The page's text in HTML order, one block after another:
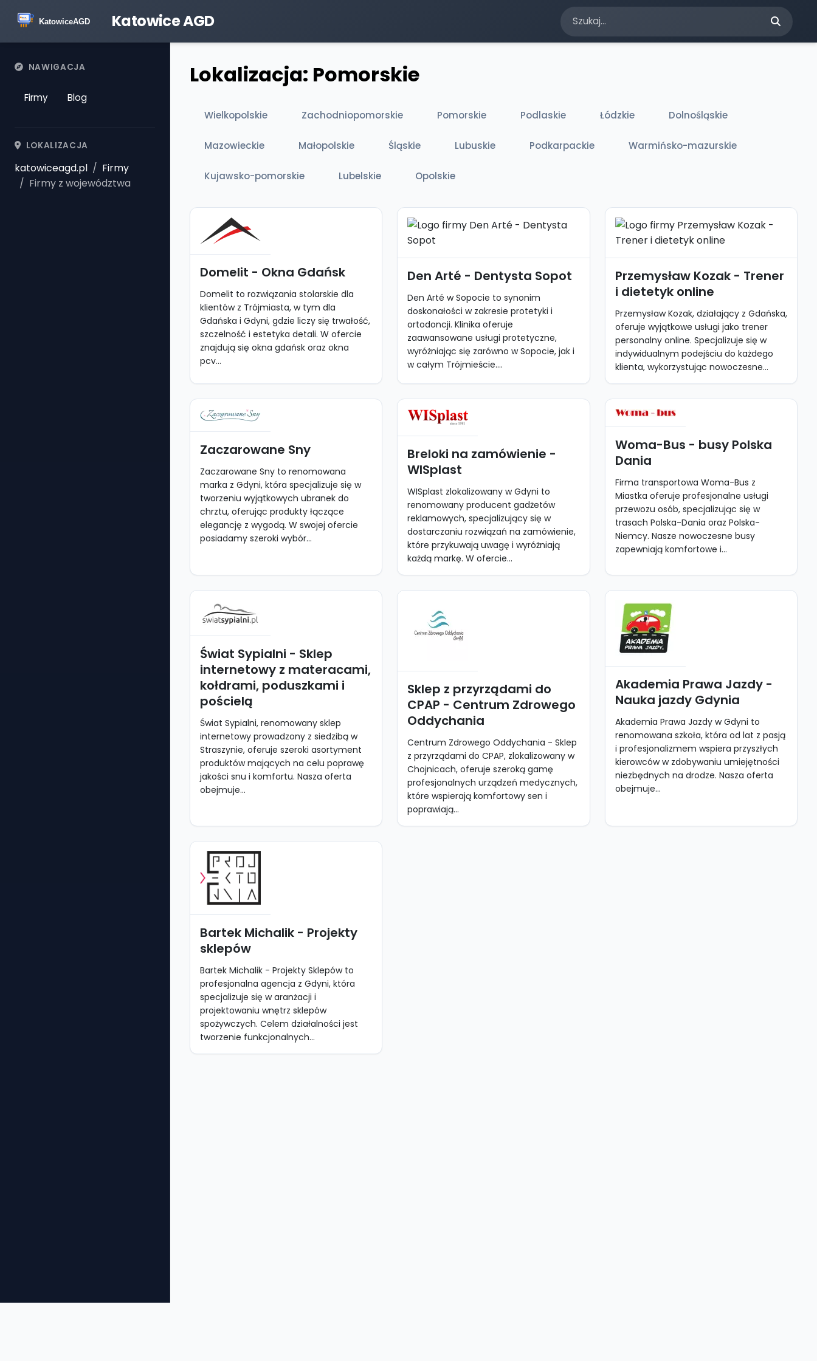
Katowice AGD
NAWIGACJA
Firmy Blog
LOKALIZACJA
katowiceagd.pl
Firmy
Firmy z województwa
Lokalizacja: Pomorskie
Wielkopolskie Zachodniopomorskie Pomorskie Podlaskie Łódzkie Dolnośląskie
Mazowieckie Małopolskie Śląskie Lubuskie Podkarpackie Warmińsko-mazurskie
Kujawsko-pomorskie Lubelskie Opolskie
Domelit - Okna Gdańsk
Domelit to rozwiązania stolarskie dla
klientów z Trójmiasta, w tym dla
Gdańska i Gdyni, gdzie liczy się trwałość,
szczelność i estetyka detali. W ofercie
znajdują się okna gdańsk oraz okna
pcv...
Den Arté - Dentysta Sopot
Den Arté w Sopocie to synonim
doskonałości w zakresie protetyki i
ortodoncji. Klinika oferuje
zaawansowane usługi protetyczne,
wyróżniając się zarówno w Sopocie, jak i
w całym Trójmieście....
Przemysław Kozak - Trener
i dietetyk online
Przemysław Kozak, działający z Gdańska,
oferuje wyjątkowe usługi jako trener
personalny online. Specjalizuje się w
indywidualnym podejściu do każdego
klienta, wykorzystując nowoczesne...
Zaczarowane Sny
Zaczarowane Sny to renomowana
marka z Gdyni, która specjalizuje się w
tworzeniu wyjątkowych ubranek do
chrztu, oferując produkty łączące
elegancję z wygodą. W swojej ofercie
posiadamy szeroki wybór...
Breloki na zamówienie -
WISplast
WISplast zlokalizowany w Gdyni to
renomowany producent gadżetów
reklamowych, specjalizujący się w
dostarczaniu rozwiązań na zamówienie,
które przykuwają uwagę i wyróżniają
każdą markę. W ofercie...
Woma-Bus - busy Polska
Dania
Firma transportowa Woma-Bus z
Miastka oferuje profesjonalne usługi
przewozu osób, specjalizując się w
trasach Polska-Dania oraz Polska-
Niemcy. Nasze nowoczesne busy
zapewniają komfortowe i...
Świat Sypialni - Sklep
internetowy z materacami,
kołdrami, poduszkami i
pościelą
Świat Sypialni, renomowany sklep
internetowy prowadzony z siedzibą w
Straszynie, oferuje szeroki asortyment
produktów mających na celu poprawę
jakości snu i komfortu. Nasza oferta
obejmuje...
Sklep z przyrządami do
CPAP - Centrum Zdrowego
Oddychania
Centrum Zdrowego Oddychania - Sklep
z przyrządami do CPAP, zlokalizowany w
Chojnicach, oferuje szeroką gamę
profesjonalnych urządzeń medycznych,
które wspierają komfortowy sen i
poprawiają...
Akademia Prawa Jazdy -
Nauka jazdy Gdynia
Akademia Prawa Jazdy w Gdyni to
renomowana szkoła, która od lat z pasją
i profesjonalizmem wspiera przyszłych
kierowców w zdobywaniu umiejętności
niezbędnych na drodze. Nasza oferta
obejmuje...
Bartek Michalik - Projekty
sklepów
Bartek Michalik - Projekty Sklepów to
profesjonalna agencja z Gdyni, która
specjalizuje się w aranżacji i
projektowaniu wnętrz sklepów
spożywczych. Celem działalności jest
tworzenie funkcjonalnych...